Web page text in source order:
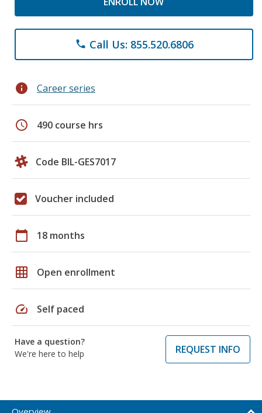
phone Call Us: 855.520.6806
info Career series
schedule 490 course hrs
Code BIL-GES7017
Voucher included
calendar_today 18 months
grid_on Open enrollment
speed Self paced
Have a question?
We're here to help
REQUEST INFO